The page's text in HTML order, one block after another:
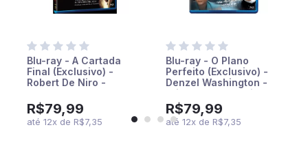
Blu-ray - A Cartada
Final (Exclusivo) -
Robert De Niro -
Marlon Brando
R$79,99
até 12xde R$7,35
Blu-ray - O Plano
Perfeito (Exclusivo) -
Denzel Washington -
Clive Owen - Jodie
Foster - Willem Dafoe
R$79,99
até 12xde R$7,35